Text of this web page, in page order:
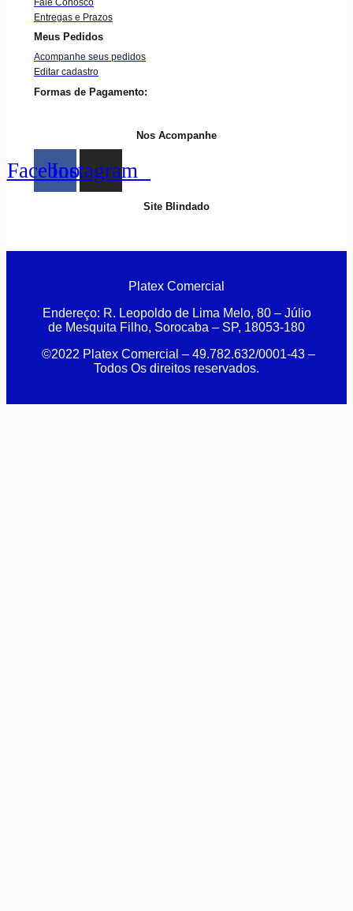
Entregas e Prazos
Meus Pedidos
Acompanhe seus pedidos
Editar cadastro
Formas de Pagamento:
Nos Acompanhe
FacebookInstagram
Site Blindado
Platex Comercial
Endereço: R. Leopoldo de Lima Melo, 80 – Júlio
de Mesquita Filho, Sorocaba – SP, 18053-180
©2022 Platex Comercial – 49.782.632/0001-43 –
Todos Os direitos reservados.